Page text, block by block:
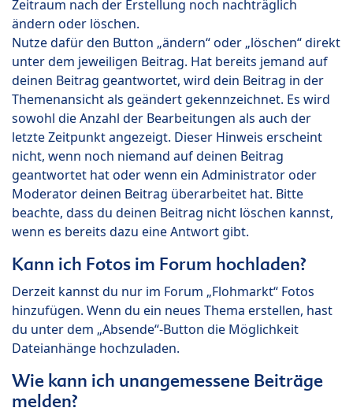
Zeitraum nach der Erstellung noch nachträglich
ändern oder löschen.
Nutze dafür den Button „ändern“ oder „löschen“ direkt
unter dem jeweiligen Beitrag. Hat bereits jemand auf
deinen Beitrag geantwortet, wird dein Beitrag in der
Themenansicht als geändert gekennzeichnet. Es wird
sowohl die Anzahl der Bearbeitungen als auch der
letzte Zeitpunkt angezeigt. Dieser Hinweis erscheint
nicht, wenn noch niemand auf deinen Beitrag
geantwortet hat oder wenn ein Administrator oder
Moderator deinen Beitrag überarbeitet hat. Bitte
beachte, dass du deinen Beitrag nicht löschen kannst,
wenn es bereits dazu eine Antwort gibt.
Kann ich Fotos im Forum hochladen?
Derzeit kannst du nur im Forum „Flohmarkt“ Fotos
hinzufügen. Wenn du ein neues Thema erstellen, hast
du unter dem „Absende“-Button die Möglichkeit
Dateianhänge hochzuladen.
Wie kann ich unangemessene Beiträge
melden?